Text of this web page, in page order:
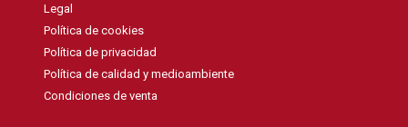
Legal
Política de cookies
Política de privacidad
Política de calidad y medioambiente
Condiciones de venta